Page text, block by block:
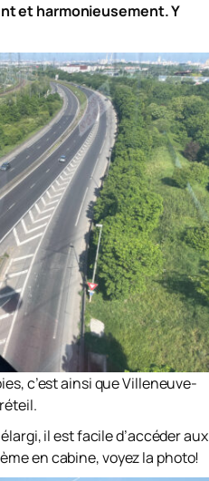
et harmonieusement. Y
c’est ainsi que Villeneuve-
il est facile d’accéder aux
en cabine, voyez la photo!